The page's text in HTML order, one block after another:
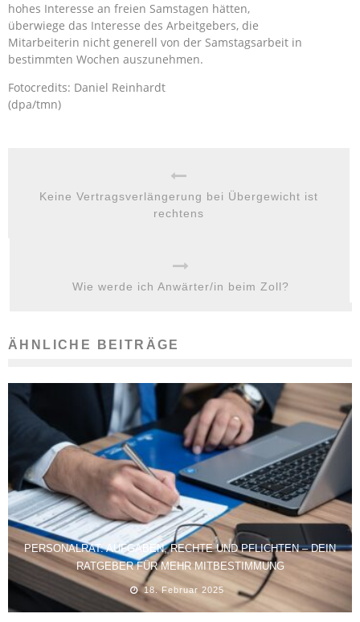
hohes Interesse an freien Samstagen hätten,
überwiege das Interesse des Arbeitgebers, die
Mitarbeiterin nicht generell von der Samstagsarbeit in
bestimmten Wochen auszunehmen.
Fotocredits: Daniel Reinhardt
(dpa/tmn)
Keine Vertragsverlängerung bei Übergewicht ist
rechtens
Wie werde ich Anwärter/in beim Zoll?
ÄHNLICHE BEITRÄGE
PERSONALRAT: AUFGABEN, RECHTE UND PFLICHTEN – DEIN
RATGEBER FÜR MEHR MITBESTIMMUNG
18. Februar 2025